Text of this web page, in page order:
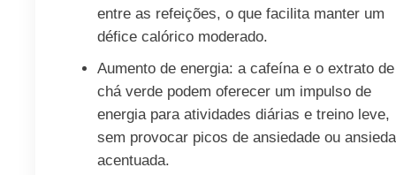
entre as refeições, o que facilita manter um
défice calórico moderado.
Aumento de energia: a cafeína e o extrato de
chá verde podem oferecer um impulso de
energia para atividades diárias e treino leve,
sem provocar picos de ansiedade ou
acentuada.